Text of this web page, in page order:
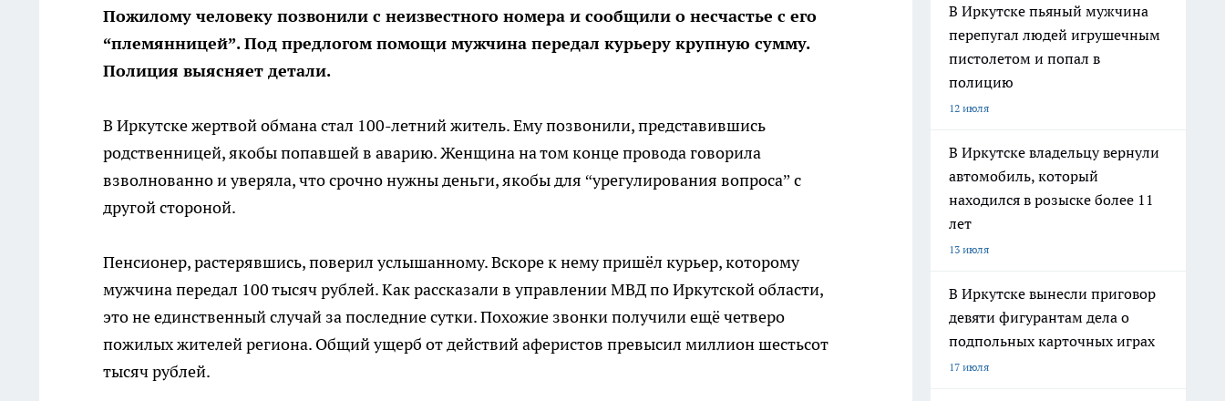
Пожилому человеку позвонили с неизвестного номера и сообщили о несчастье с его
“племянницей”. Под предлогом помощи мужчина передал курьеру крупную сумму.
Полиция выясняет детали.
В Иркутске жертвой обмана стал 100-летний житель. Ему позвонили, представившись
родственницей, якобы попавшей в аварию. Женщина на том конце провода говорила
взволнованно и уверяла, что срочно нужны деньги, якобы для “урегулирования вопроса” с
другой стороной.
Пенсионер, растерявшись, поверил услышанному. Вскоре к нему пришёл курьер, которому
мужчина передал 100 тысяч рублей. Как рассказали в управлении МВД по Иркутской области,
это не единственный случай за последние сутки. Похожие звонки получили ещё четверо
пожилых жителей региона. Общий ущерб от действий аферистов превысил миллион шестьсот
тысяч рублей.
В Иркутске пьяный мужчина
перепугал людей игрушечным
пистолетом и попал в
полицию
12 июля
В Иркутске владельцу вернули
автомобиль, который
находился в розыске более 11
лет
13 июля
В Иркутске вынесли приговор
девяти фигурантам дела о
подпольных карточных играх
17 июля